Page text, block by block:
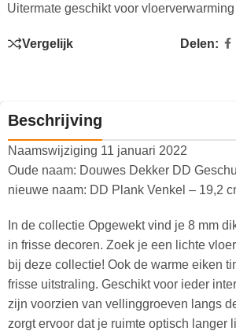
Uitermate geschikt voor vloerverwarming
Vergelijk Delen:
Beschrijving
Naamswijziging 11 januari 2022
Oude naam: Douwes Dekker DD
nieuwe naam: DD Plank Venkel – 19,2
In de collectie Opgewekt vind je 8 mm
in frisse decoren. Zoek je een lichte
bij deze collectie! Ook de warme eiken
frisse uitstraling. Geschikt voor ieder
zijn voorzien van vellinggroeven langs
zorgt ervoor dat je ruimte optisch langer